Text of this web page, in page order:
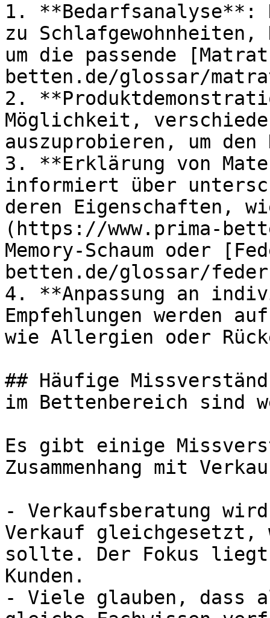
1.
zu
um die passende
betten.de/glossar/
2.
Möglichkeit,
auszuprobieren, um
3. **Erklärung von
informiert über
deren Eigenschaften,
(https://www.prima-
Memory-Schaum oder
betten.de/glossar/
4. **Anpassung an
Empfehlungen werden
wie Allergien oder
## Häufige
im Bettenbereich sind
Es gibt einige
Zusammenhang mit
- Verkaufsberatung
Verkauf
sollte. Der Fokus liegt
Kunden.
- Viele glauben, dass